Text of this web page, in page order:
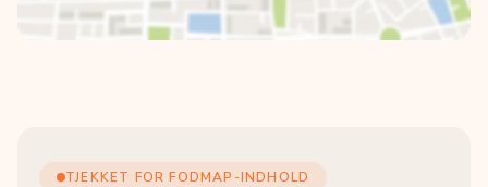
TJEKKET FOR FODMAP-INDHOLD